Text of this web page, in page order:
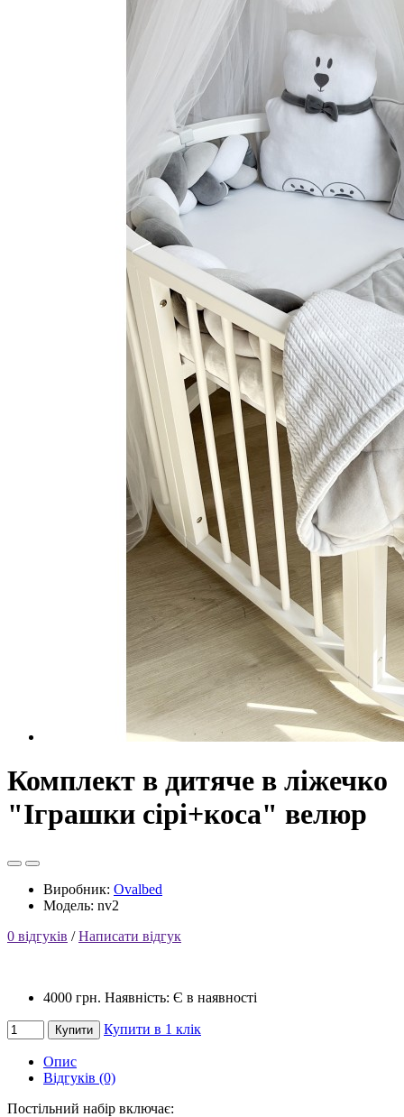
Комплект в дитяче в ліжечко
"Іграшки сірі+коса" велюр
Виробник: Ovalbed
Модель: nv2
0 відгуків /Написати відгук
4000 грн. Наявність: Є в наявності
Купити Купити в 1 клік
Опис
Відгуків (0)
Постільний набір включає: